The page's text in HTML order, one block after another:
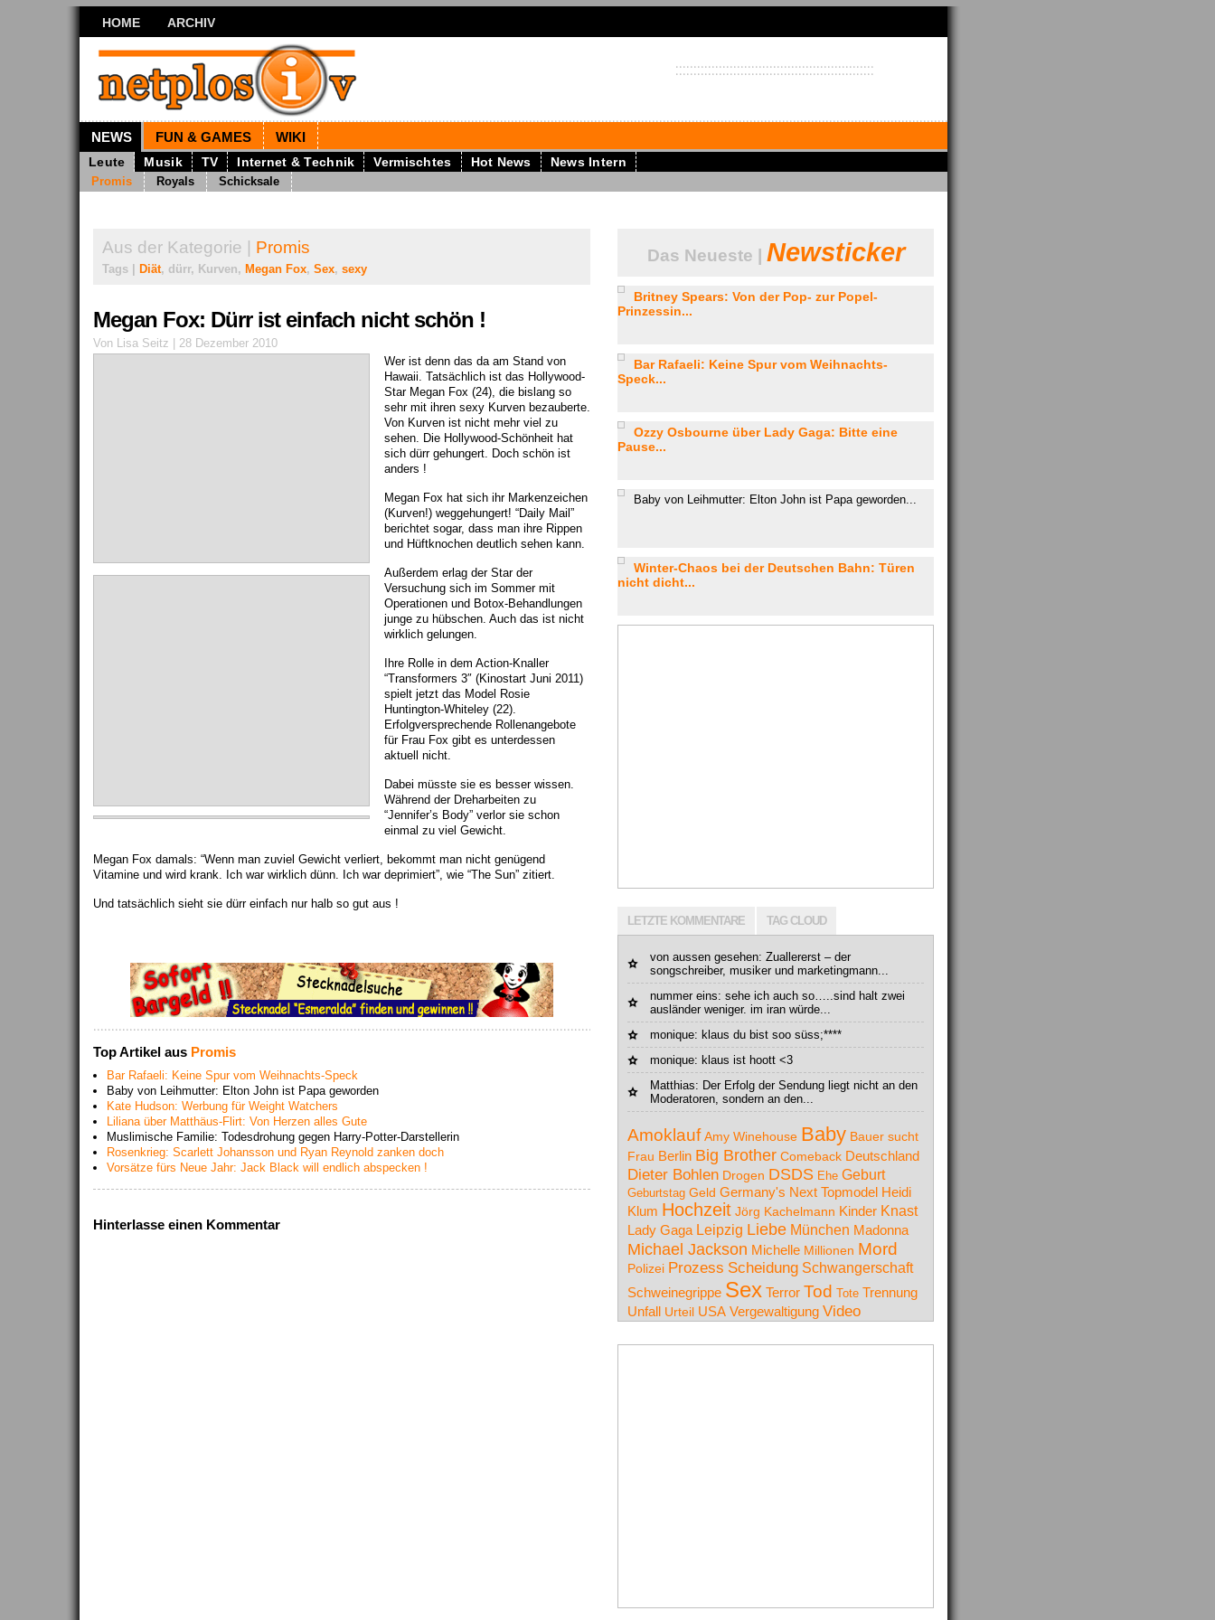
HOME ARCHIV
NEWS FUN & GAMES WIKI
Leute Musik TV Internet & Technik Vermischtes Hot News News Intern
Promis Royals Schicksale
Aus der Kategorie | Promis
Tags | Diät, dürr, Kurven, Megan Fox, Sex, sexy
Megan Fox: Dürr ist einfach nicht schön !
Von Lisa Seitz | 28 Dezember 2010
Wer ist denn das da am Stand von
Hawaii. Tatsächlich ist das Hollywood-
Star Megan Fox (24), die bislang so
sehr mit ihren sexy Kurven bezauberte.
Von Kurven ist nicht mehr viel zu
sehen. Die Hollywood-Schönheit hat
sich dürr gehungert. Doch schön ist
anders !
Megan Fox hat sich ihr Markenzeichen
(Kurven!) weggehungert! “Daily Mail”
berichtet sogar, dass man ihre Rippen
und Hüftknochen deutlich sehen kann.
Außerdem erlag der Star der
Versuchung sich im Sommer mit
Operationen und Botox-Behandlungen
junge zu hübschen. Auch das ist nicht
wirklich gelungen.
Ihre Rolle in dem Action-Knaller
“Transformers 3″ (Kinostart Juni 2011)
spielt jetzt das Model Rosie
Huntington-Whiteley (22).
Erfolgversprechende Rollenangebote
für Frau Fox gibt es unterdessen
aktuell nicht.
Dabei müsste sie es besser wissen.
Während der Dreharbeiten zu
“Jennifer’s Body” verlor sie schon
einmal zu viel Gewicht.
Megan Fox damals: “Wenn man zuviel Gewicht verliert, bekommt man nicht genügend
Vitamine und wird krank. Ich war wirklich dünn. Ich war deprimiert”, wie “The Sun” zitiert.
Und tatsächlich sieht sie dürr einfach nur halb so gut aus !
Top Artikel aus Promis
Bar Rafaeli: Keine Spur vom Weihnachts-Speck
Baby von Leihmutter: Elton John ist Papa geworden
Kate Hudson: Werbung für Weight Watchers
Liliana über Matthäus-Flirt: Von Herzen alles Gute
Muslimische Familie: Todesdrohung gegen Harry-Potter-Darstellerin
Rosenkrieg: Scarlett Johansson und Ryan Reynold zanken doch
Vorsätze fürs Neue Jahr: Jack Black will endlich abspecken !
Hinterlasse einen Kommentar
Das Neueste | Newsticker
Britney Spears: Von der Pop- zur Popel-
Prinzessin...
Bar Rafaeli: Keine Spur vom Weihnachts-
Speck...
Ozzy Osbourne über Lady Gaga: Bitte eine
Pause...
Baby von Leihmutter: Elton John ist Papa geworden...
Winter-Chaos bei der Deutschen Bahn: Türen
nicht dicht...
LETZTE KOMMENTARE TAG CLOUD
von aussen gesehen: Zuallererst – der
songschreiber, musiker und marketingmann...
nummer eins: sehe ich auch so…..sind halt zwei
ausländer weniger. im iran würde...
monique: klaus du bist soo süss;****
monique: klaus ist hoott <3
Matthias: Der Erfolg der Sendung liegt nicht an den
Moderatoren, sondern an den...
Amoklauf Amy Winehouse Baby Bauer sucht
Frau Berlin Big Brother Comeback Deutschland
Dieter Bohlen Drogen DSDS Ehe Geburt
Geburtstag Geld Germany's Next Topmodel Heidi
Klum Hochzeit Jörg Kachelmann Kinder Knast
Lady Gaga Leipzig Liebe München Madonna
Michael Jackson Michelle Millionen Mord
Polizei Prozess Scheidung Schwangerschaft
Schweinegrippe Sex Terror Tod Tote Trennung
Unfall Urteil USA Vergewaltigung Video